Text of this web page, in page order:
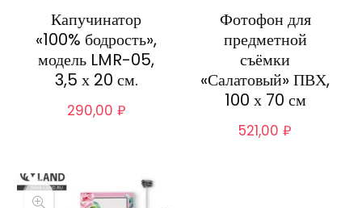
Капучинатор
«100% бодрость»,
модель LMR-05,
3,5 х 20 см.
290,00 ₽
Фотофон для
предметной
съёмки
«Салатовый» ПВХ,
100 х 70 см
521,00₽